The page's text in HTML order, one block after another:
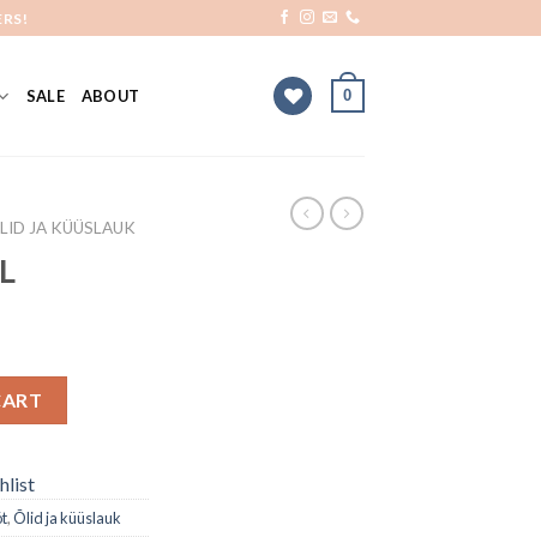
SALE ABOUT 0
JA KÜÜSLAUK
,Õlid ja küüslauk